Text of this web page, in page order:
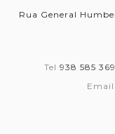
Rua General
Tel 938 585
Email